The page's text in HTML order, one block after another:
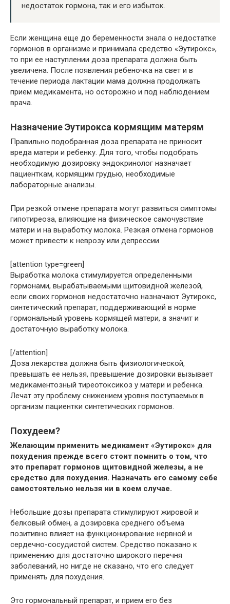
недостаток гормона, так и его избыток.
Если женщина еще до беременности знала о недостатке
гормонов в организме и принимала средство «Эутирокс»,
то при ее наступлении доза препарата должна быть
увеличена. После появления ребеночка на свет и в
течение периода лактации мама должна продолжать
прием медикамента, но осторожно и под наблюдением
врача.
Назначение Эутирокса кормящим матерям
Правильно подобранная доза препарата не приносит
вреда матери и ребенку. Для того, чтобы подобрать
необходимую дозировку эндокринолог назначает
пациенткам, кормящим грудью, необходимые
лабораторные анализы.
При резкой отмене препарата могут развиться симптомы
гипотиреоза, влияющие на физическое самочувствие
матери и на выработку молока. Резкая отмена гормонов
может привести к неврозу или депрессии.
[attention type=green]
Выработка молока стимулируется определенными
гормонами, вырабатываемыми щитовидной железой,
если своих гормонов недостаточно назначают Эутирокс,
синтетический препарат, поддерживающий в норме
гормональный уровень кормящей матери, а значит и
достаточную выработку молока.
[/attention]
Доза лекарства должна быть физиологической,
превышать ее нельзя, превышение дозировки вызывает
медикаментозный тиреотоксикоз у матери и ребенка.
Лечат эту проблему снижением уровня поступаемых в
организм пациентки синтетических гормонов.
Похудеем?
Желающим применить медикамент «Эутирокс» для
похудения прежде всего стоит помнить о том, что
это препарат гормонов щитовидной железы, а не
средство для похудения. Назначать его самому себе
самостоятельно нельзя ни в коем случае.
Небольшие дозы препарата стимулируют жировой и
белковый обмен, а дозировка среднего объема
позитивно влияет на функционирование нервной и
сердечно-сосудистой систем. Средство показано к
применению для достаточно широкого перечня
заболеваний, но нигде не сказано, что его следует
применять для похудения.
Это гормональный препарат, и прием его без